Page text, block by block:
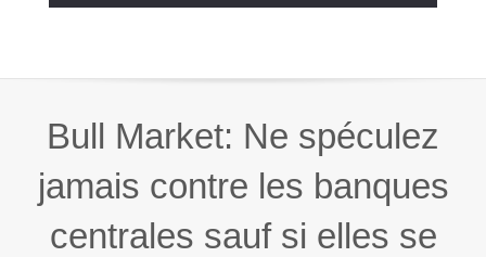
Bull Market: Ne spéculez
jamais contre les banques
centrales sauf si elles se